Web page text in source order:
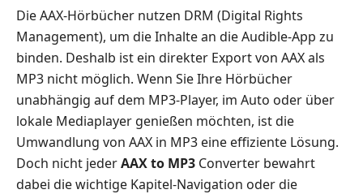
Die AAX-Hörbücher nutzen DRM (Digital Rights
Management), um die Inhalte an die Audible-App zu
binden. Deshalb ist ein direkter Export von AAX als
MP3 nicht möglich. Wenn Sie Ihre Hörbücher
unabhängig auf dem MP3-Player, im Auto oder über
lokale Mediaplayer genießen möchten, ist die
Umwandlung von AAX in MP3 eine effiziente Lösung.
Doch nicht jederAAX to MP3 Converter bewahrt
dabei die wichtige Kapitel-Navigation oder die